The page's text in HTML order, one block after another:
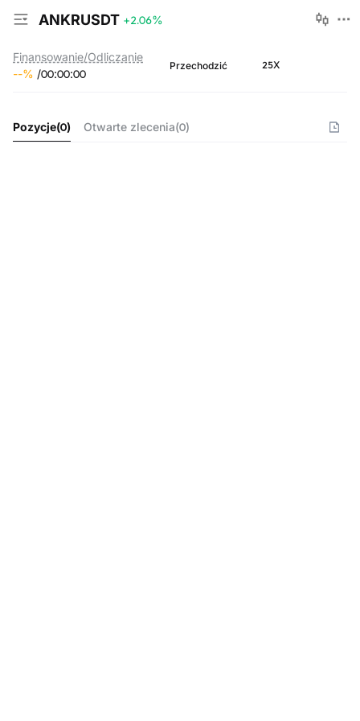
ANKRUSDT +2.06%
Finansowanie/Odliczanie
--% /00:00:00
Przechodzić 25X
Pozycje(0) Otwarte zlecenia(0)